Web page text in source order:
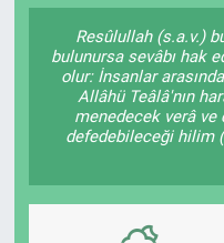
Resûlullah (s.a.v.)
bulunursa sevâbı hak
olur: İnsanlar
Allâhü Teâlâ'nın
menedecek verâ
defedebileceği hilim